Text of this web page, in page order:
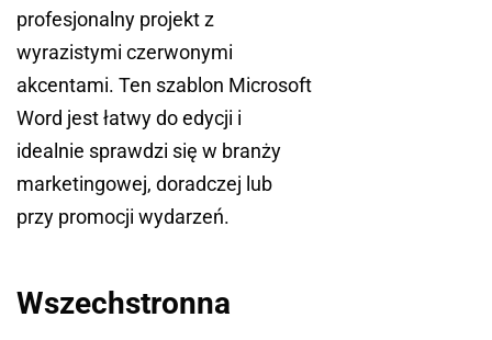
profesjonalny projekt z
wyrazistymi czerwonymi
akcentami. Ten szablon Microsoft
Word jest łatwy do edycji i
idealnie sprawdzi się w branży
marketingowej, doradczej lub
przy promocji wydarzeń.
Wszechstronna